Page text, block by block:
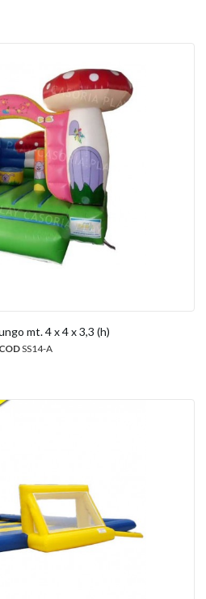
mt. 4 x 4 x 3,3 (h)
CODSS14-A